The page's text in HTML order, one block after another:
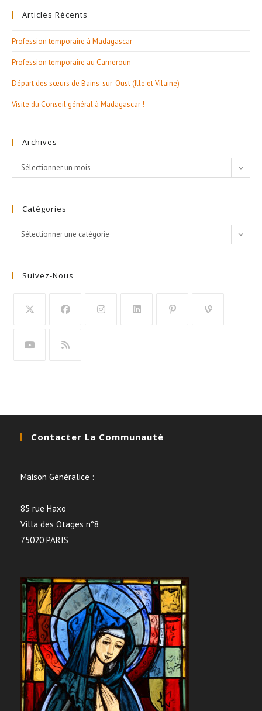
Articles Récents
Profession temporaire à Madagascar
Profession temporaire au Cameroun
Départ des sœurs de Bains-sur-Oust (Ille et Vilaine)
Visite du Conseil général à Madagascar !
Archives
Archives
Sélectionner un mois
Catégories
Catégories
Sélectionner une catégorie
Suivez-Nous
Contacter La Communauté
Maison Généralice :
85 rue Haxo
Villa des Otages n°8
75020 PARIS